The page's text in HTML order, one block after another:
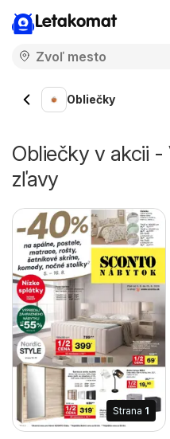
Letakomat
Obliečky
Obliečky v akcii
zľavy
Strana 1